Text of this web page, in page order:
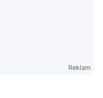
Reklam